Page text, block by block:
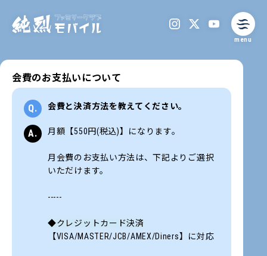
menu
会費のお支払いについて
会費と決済方法を教えてください。
月額【550円(税込)】になります。
月会費のお支払い方法は、下記よりご選択
いただけます。
-----
◆クレジットカード決済
【VISA/MASTER/JCB/AMEX/Diners】に対応